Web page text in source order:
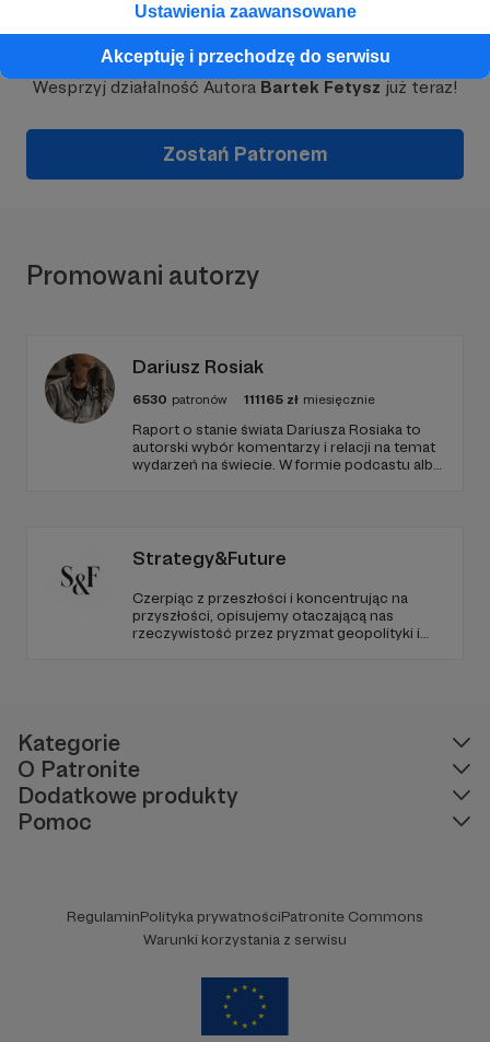
Ustawienia zaawansowane
Akceptuję i przechodzę do serwisu
Dołącz do grona Patronów!
Wesprzyj działalność Autora Bartek Fetysz już teraz!
Zostań Patronem
Promowani autorzy
Dariusz Rosiak
6530 patronów 111165 zł miesięcznie
Raport o stanie świata Dariusza Rosiaka to
autorski wybór komentarzy i relacji na temat
wydarzeń na świecie. W formie podcastu albo
Strategy&Future
Czerpiąc z przeszłości i koncentrując na
przyszłości, opisujemy otaczającą nas
rzeczywistość przez pryzmat geopolityki i
Kategorie
O Patronite
Dodatkowe produkty
Pomoc
RegulaminPolityka prywatnościPatronite Commons
Warunki korzystania z serwisu